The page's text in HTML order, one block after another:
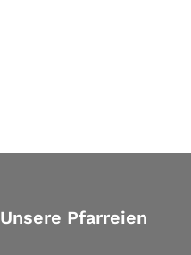
Unsere Pfarreien